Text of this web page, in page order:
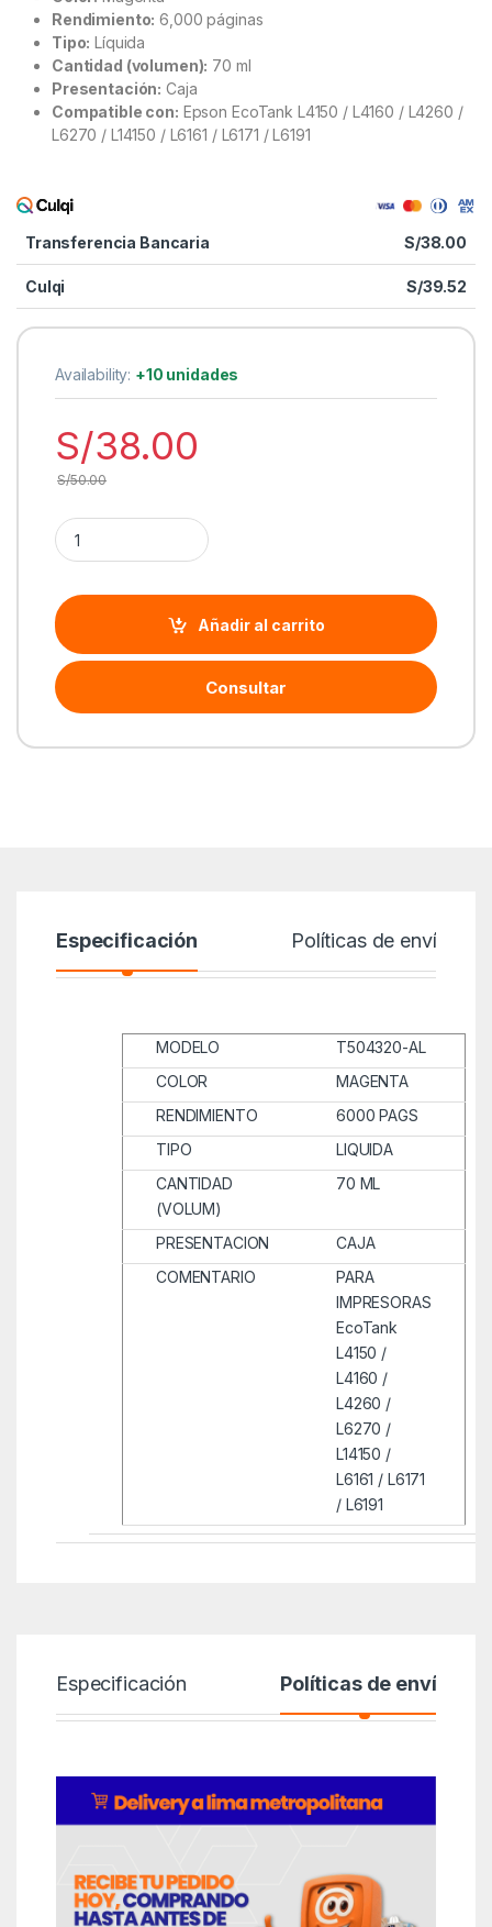
Rendimiento: 6,000 páginas
Tipo: Líquida
Cantidad (volumen): 70 ml
Presentación: Caja
Compatible con: Epson EcoTank L4150 / L4160 / L4260 /
L6270 / L14150 / L6161 / L6171 / L6191
Transferencia Bancaria S/38.00
Culqi S/39.52
Availability: +10 unidades
S/38.00
S/50.00
Cantidad Tinta Epson Magenta | T504320
Añadir al carrito
Consultar
Especificación Políticas de envío
MODELO
T504320-AL
COLOR
MAGENTA
RENDIMIENTO
6000 PAGS
TIPO
LIQUIDA
CANTIDAD
(VOLUM)
70 ML
PRESENTACION
CAJA
COMENTARIO
PARA
IMPRESORAS
EcoTank
L4150 /
L4160 /
L4260 /
L6270 /
L14150 /
L6161 / L6171
/ L6191
Especificación Políticas de envío